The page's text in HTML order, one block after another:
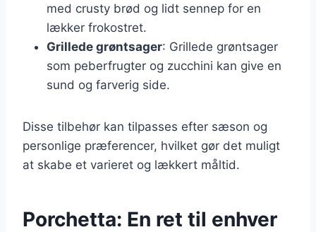
med crusty brød og lidt sennep for en
lækker frokostret.
Grillede grøntsager: Grillede grøntsager
som peberfrugter og zucchini kan give en
sund og farverig side.
Disse tilbehør kan tilpasses efter sæson og
personlige præferencer, hvilket gør det muligt
at skabe et varieret og lækkert måltid.
Porchetta: En ret til enhver